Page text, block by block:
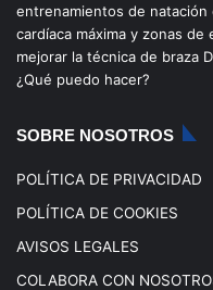
o
entrenamientos de natación
cardíaca máxima y zonas de
mejorar la técnica de braza
¿Qué puedo hacer?
SOBRE NOSOTROS
POLÍTICA DE PRIVACIDAD
POLÍTICA DE COOKIES
AVISOS LEGALES
COLABORA CON